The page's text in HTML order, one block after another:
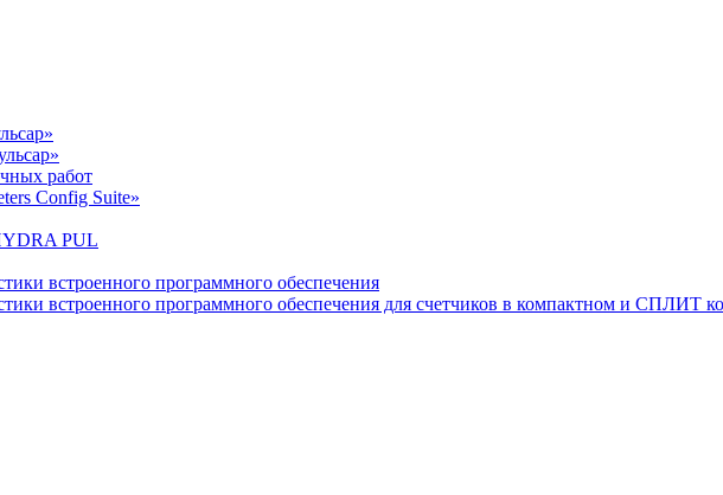
работ
Config Suite»
PUL
встроенного программного обеспечения
встроенного программного обеспечения для счетчиков в компактном и СПЛИТ